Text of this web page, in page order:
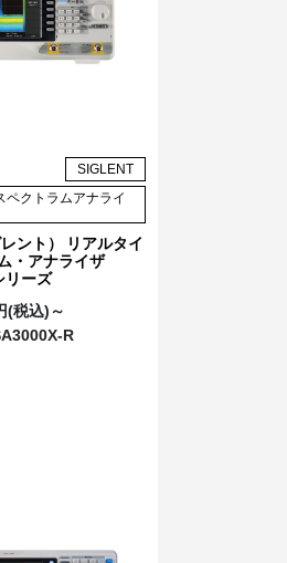
SIGLENT
ペクトラムアナライ
ント） リアルタイ
・アナライザ
ーズ
(税込)～
R